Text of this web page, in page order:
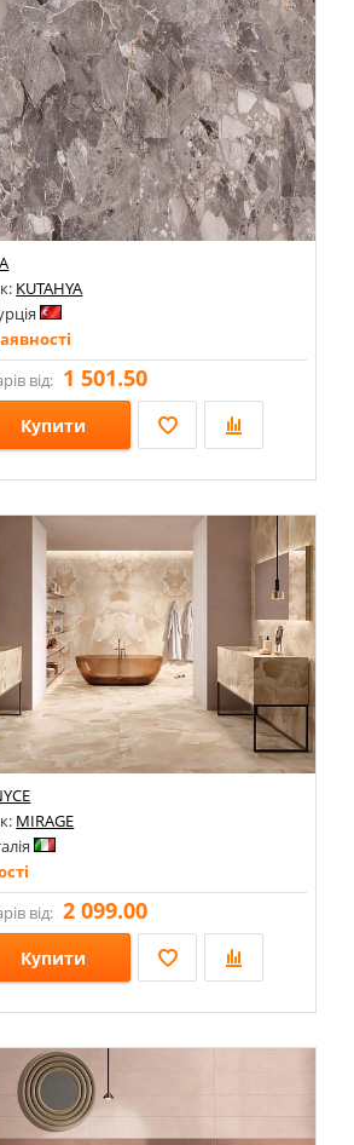
KUTAHYA
від: 1 501.50
Купити
камінь;
MIRAGE
від: 2 099.00
Купити
Розміри: 1200х1200х9; 600х1200; 1200х2780; 1200х600х9;
Під камінь; Під мармур;